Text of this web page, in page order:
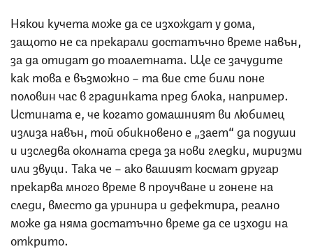
Някои кучета може да се изхождат у дома,
защото не са прекарали достатъчно време навън,
за да отидат до тоалетната. Ще се зачудите
как това е възможно – та вие сте били поне
половин час в градинката пред блока, например.
Истината е, че когато домашният ви любимец
излиза навън, той обикновено е „зает“ да подуши
и изследва околната среда за нови гледки, миризми
или звуци. Така че – ако вашият космат другар
прекарва много време в проучване и гонене на
следи, вместо да уринира и дефектира, реално
може да няма достатъчно време да се изходи на
открито.